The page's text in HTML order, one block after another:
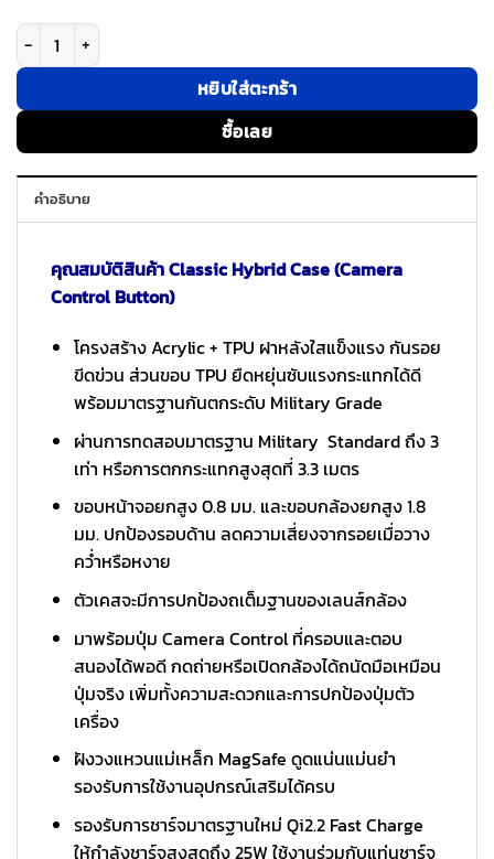
จำนวน ESR รุ่น Classic Hybrid Case (Camera Control Button) -
หยิบใส่ตะกร้า
ซื้อเลย
คำอธิบาย
คุณสมบัติสินค้า Classic Hybrid Case (Camera
Control Button)
โครงสร้าง Acrylic + TPU ฝาหลังใสแข็งแรง กันรอย
ขีดข่วน ส่วนขอบ TPU ยืดหยุ่นซับแรงกระแทกได้ดี
พร้อมมาตรฐานกันตกระดับ Military Grade
ผ่านการทดสอบมาตรฐาน Military Standard ถึง 3
เท่า หรือการตกกระแทกสูงสุดที่ 3.3 เมตร
ขอบหน้าจอยกสูง 0.8 มม. และขอบกล้องยกสูง 1.8
มม. ปกป้องรอบด้าน ลดความเสี่ยงจากรอยเมื่อวาง
คว่ำหรือหงาย
ตัวเคสจะมีการปกป้องถเต็มฐานของเลนส์กล้อง
มาพร้อมปุ่ม Camera Control ที่ครอบและตอบ
สนองได้พอดี กดถ่ายหรือเปิดกล้องได้ถนัดมือเหมือน
ปุ่มจริง เพิ่มทั้งความสะดวกและการปกป้องปุ่มตัว
เครื่อง
ฝังวงแหวนแม่เหล็ก MagSafe ดูดแน่นแม่นยำ
รองรับการใช้งานอุปกรณ์เสริมได้ครบ
รองรับการชาร์จมาตรฐานใหม่ Qi2.2 Fast Charge
ให้กำลังชาร์จสูงสุดถึง 25W ใช้งานร่วมกับแท่นชาร์จ